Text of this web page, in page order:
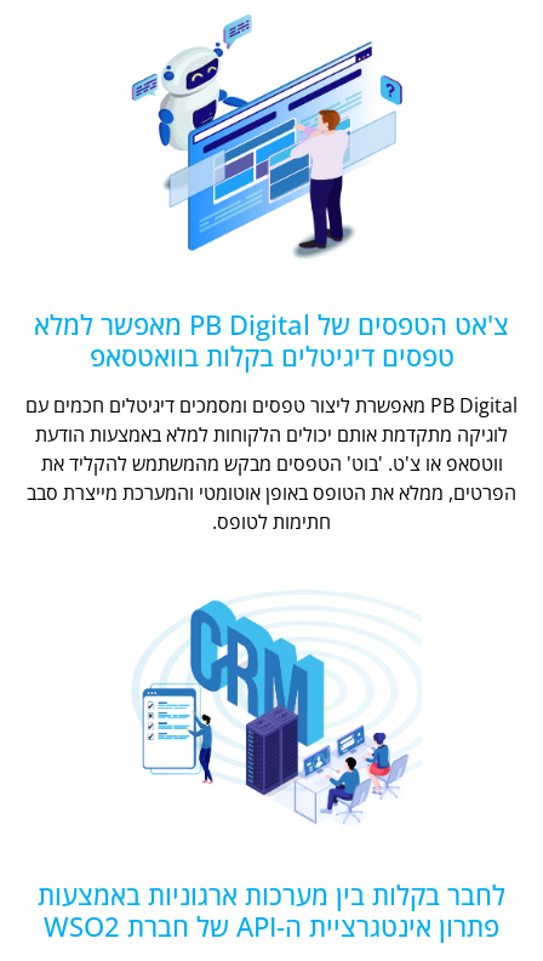
צ'אט הטפסים של PB Digital מאפשר למלא
טפסים דיגיטלים בקלות בוואטסאפ
PB Digital מאפשרת ליצור טפסים ומסמכים דיגיטלים חכמים עם
לוגיקה מתקדמת אותם יכולים הלקוחות למלא באמצעות הודעת
ווטסאפ או צ'ט. 'בוט' הטפסים מבקש מהמשתמש להקליד את
הפרטים, ממלא את הטופס באופן אוטומטי והמערכת מייצרת סבב
חתימות לטופס.
לחבר בקלות בין מערכות ארגוניות באמצעות
פתרון אינטגרציית ה-API של חברת WSO2